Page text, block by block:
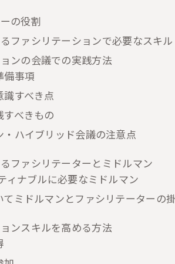
の役割
ファシリテーションで必要なスキル
ンの会議での実践方法
備事項
識すべき点
すべきもの
・ハイブリッド会議の注意点
ファシリテーターとミドルマン
ィナブルに必要なミドルマン
てミドルマンとファシリテーターの
ンスキルを高める方法